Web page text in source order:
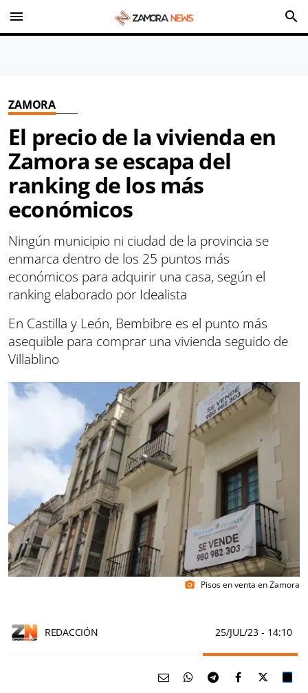
menu search
ZAMORA
El precio de la vivienda en
Zamora se escapa del
ranking de los más
económicos
Ningún municipio ni ciudad de la provincia se
enmarca dentro de los 25 puntos más
económicos para adquirir una casa, según el
ranking elaborado por Idealista
En Castilla y León, Bembibre es el punto más
asequible para comprar una vivienda seguido de
Villablino
photo_camera Pisos en venta en Zamora
REDACCIÓN 25/JUL/23 - 14:10